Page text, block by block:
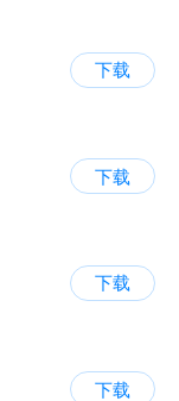
下载
下载
下载
下载